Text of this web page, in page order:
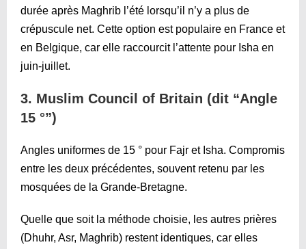
durée après Maghrib l’été lorsqu’il n’y a plus de
crépuscule net. Cette option est populaire en France et
en Belgique, car elle raccourcit l’attente pour Isha en
juin-juillet.
3. Muslim Council of Britain (dit “Angle
15 °”)
Angles uniformes de 15 ° pour Fajr et Isha. Compromis
entre les deux précédentes, souvent retenu par les
mosquées de la Grande-Bretagne.
Quelle que soit la méthode choisie, les autres prières
(Dhuhr, Asr, Maghrib) restent identiques, car elles